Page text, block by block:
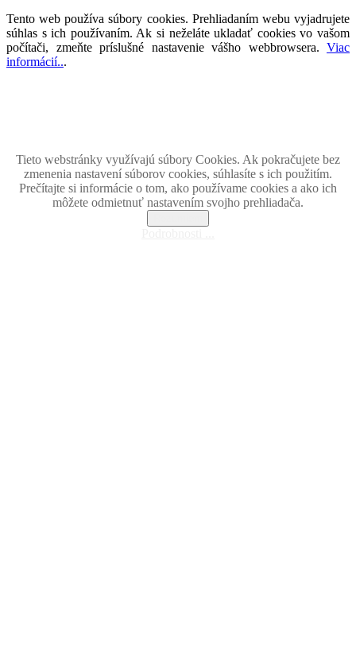
Tento web používa súbory cookies. Prehliadaním webu vyjadrujete
súhlas s ich používaním. Ak si neželáte ukladať cookies vo vašom
počítači, zmeňte príslušné nastavenie vášho webbrowsera. Viac
informácií...
Tieto webstránky využívajú súbory Cookies. Ak pokračujete bez
zmenenia nastavení súborov cookies, súhlasíte s ich použitím.
Prečítajte si informácie o tom, ako používame cookies a ako ich
môžete odmietnuť nastavením svojho prehliadača.